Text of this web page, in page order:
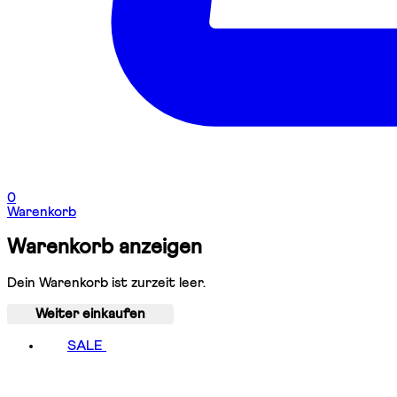
0
Warenkorb
Warenkorb anzeigen
Dein Warenkorb ist zurzeit leer.
Weiter einkaufen
SALE